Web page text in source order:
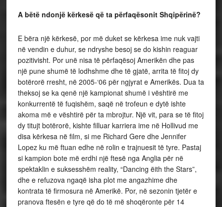
A bëtë ndonjë kërkesë që ta përfaqësonit Shqipërinë?
E bëra një kërkesë, por më duket se kërkesa ime nuk vajti
në vendin e duhur, se ndryshe besoj se do kishin reaguar
pozitivisht. Por unë nisa të përfaqësoj Amerikën dhe pas
një pune shumë të lodhshme dhe të gjatë, arrita të fitoj dy
botërorë rresht, në 2005-‘06 për ngjyrat e Amerikës. Dua ta
theksoj se ka qenë një kampionat shumë i vështirë me
konkurrentë të fuqishëm, saqë në trofeun e dytë ishte
akoma më e vështirë për ta mbrojtur. Një vit, para se të fitoj
dy titujt botërorë, kishte filluar karriera ime në Hollivud me
disa kërkesa në film, si me Richard Gere dhe Jennifer
Lopez ku më ftuan edhe në rolin e trajnuesit të tyre. Pastaj
si kampion bote më erdhi një ftesë nga Anglia për në
spektaklin e suksesshëm reality, “Dancing ëith the Stars”,
dhe e refuzova ngaqë isha plot me angazhime dhe
kontrata të firmosura në Amerikë. Por, në sezonin tjetër e
pranova ftesën e tyre që do të më shoqëronte për 14